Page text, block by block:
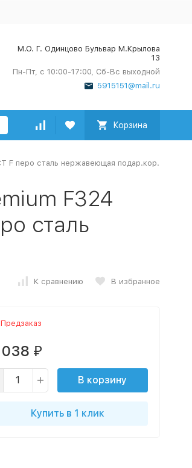
М.О. Г. Одинцово Бульвар М.Крылова
13
Пн-Пт, с 10:00-17:00, Сб-Вс выходной
5915151@mail.ru
Корзина
F перо сталь нержавеющая подар.кор.
F324
сталь
К сравнению В избранное
Предзаказ
₽
В корзину
Купить в 1 клик